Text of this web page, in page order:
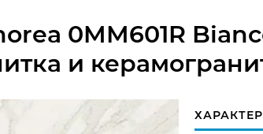
0MM601R
и